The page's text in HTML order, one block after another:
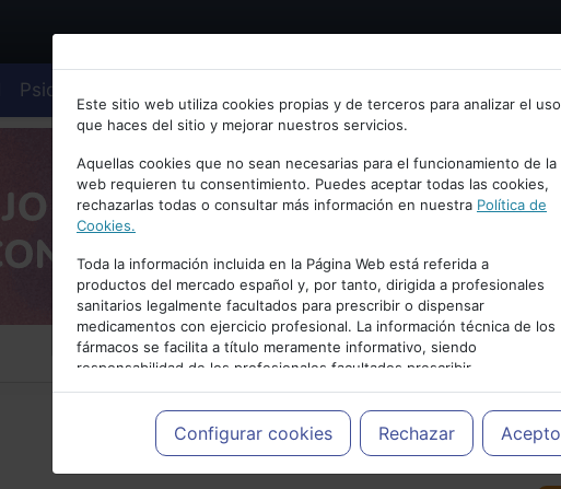
Bienvenid@ a psiquiatria.com
Escribe tu Email
Accede o regístrate con tu email.
Cancelar
Psiquiatría
Este sitio web utiliza cookies propias y de terceros para analizar el uso
que haces del sitio y mejorar nuestros servicios.
Aquellas cookies que no sean necesarias para el funcionamiento de la
web requieren tu consentimiento. Puedes aceptar todas las cookies,
rechazarlas todas o consultar más información en nuestra Política de
Cookies.
Toda la información incluida en la Página Web está referida a
productos del mercado español y, por tanto, dirigida a profesionales
sanitarios legalmente facultados para prescribir o dispensar
medicamentos con ejercicio profesional. La información técnica de los
fármacos se facilita a título meramente informativo, siendo
responsabilidad de los profesionales facultados prescribir
medicamentos y decidir, en cada caso concreto, el tratamiento más
adecuado a las necesidades del paciente.
Configurar cookies Rechazar Acepto
PUBLICIDAD